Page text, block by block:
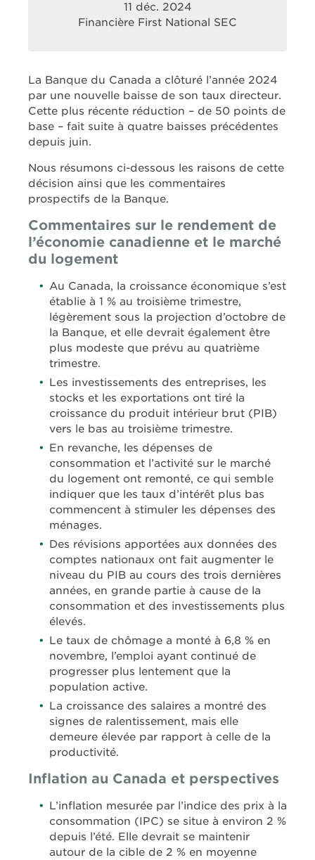
11 déc. 2024
Financière First National SEC
La Banque du Canada a clôturé l’année 2024
par une nouvelle baisse de son taux directeur.
Cette plus récente réduction – de 50 points de
base – fait suite à quatre baisses précédentes
depuis juin.
Nous résumons ci-dessous les raisons de cette
décision ainsi que les commentaires
prospectifs de la Banque.
Commentaires sur le rendement de
l’économie canadienne et le marché
du logement
Au Canada, la croissance économique s’est
établie à 1 % au troisième trimestre,
légèrement sous la projection d’octobre de
la Banque, et elle devrait également être
plus modeste que prévu au quatrième
trimestre.
Les investissements des entreprises, les
stocks et les exportations ont tiré la
croissance du produit intérieur brut (PIB)
vers le bas au troisième trimestre.
En revanche, les dépenses de
consommation et l’activité sur le marché
du logement ont remonté, ce qui semble
indiquer que les taux d’intérêt plus bas
commencent à stimuler les dépenses des
ménages.
Des révisions apportées aux données des
comptes nationaux ont fait augmenter le
niveau du PIB au cours des trois dernières
années, en grande partie à cause de la
consommation et des investissements plus
élevés.
Le taux de chômage a monté à 6,8 % en
novembre, l’emploi ayant continué de
progresser plus lentement que la
population active.
La croissance des salaires a montré des
signes de ralentissement, mais elle
demeure élevée par rapport à celle de la
productivité.
Inflation au Canada et perspectives
L’inflation mesurée par l’indice des prix à la
consommation (IPC) se situe à environ 2 %
depuis l’été. Elle devrait se maintenir
autour de la cible de 2 % en moyenne